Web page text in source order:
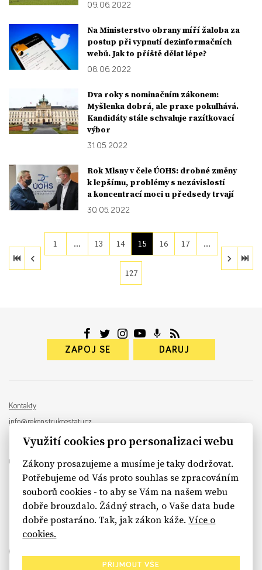
09. 06. 2022
Na Ministerstvo obrany míří žaloba za
postup při vypnutí dezinformačních
webů. Jak to příště dělat lépe?
08. 06. 2022
Dva roky s nominačním zákonem:
Myšlenka dobrá, ale praxe pokulhává.
Kandidáty stále schvaluje razítkovací
výbor
31. 05. 2022
Rok Mlsny v čele ÚOHS: drobné změny
k lepšímu, problémy s nezávislostí
a koncentrací moci u předsedy trvají
30. 05. 2022
1 … 13 14 15 16 17 …
127
ZAPOJ SE DARUJ
Kontakty
info@rekonstrukcestatu.cz
Návrh a vývoj: Sinfin , ilustrace:
sinfin.digital
Využití cookies pro personalizaci webu
Zákony prosazujeme a musíme je taky dodržovat.
Potřebujeme od Vás proto souhlas se zpracováním
souborů cookies - to aby se Vám na našem webu
dobře brouzdalo. Žádný strach, o Vaše data bude
dobře postaráno. Tak, jak zákon káže.Více o
cookies.
PŘIJMOUT VŠE